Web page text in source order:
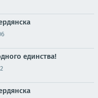
единства!